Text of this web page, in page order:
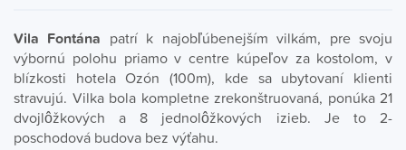
Vila Fontána patrí k najobľúbenejším vilkám, pre svoju
výbornú polohu priamo v centre kúpeľov za kostolom, v
blízkosti hotela Ozón (100m), kde sa ubytovaní klienti
stravujú. Vilka bola kompletne zrekonštruovaná, ponúka 21
dvojlôžkových a 8 jednolôžkových izieb. Je to 2-
poschodová budova bez výťahu.